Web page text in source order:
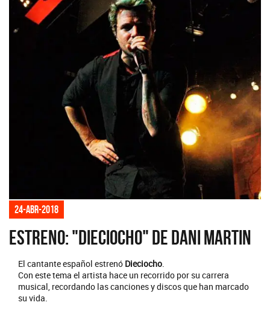
24-abr-2018
Estreno: "Dieciocho" de Dani Martin
El cantante español estrenó Dieciocho.
Con este tema el artista hace un recorrido por su carrera
musical, recordando las canciones y discos que han marcado
su vida.